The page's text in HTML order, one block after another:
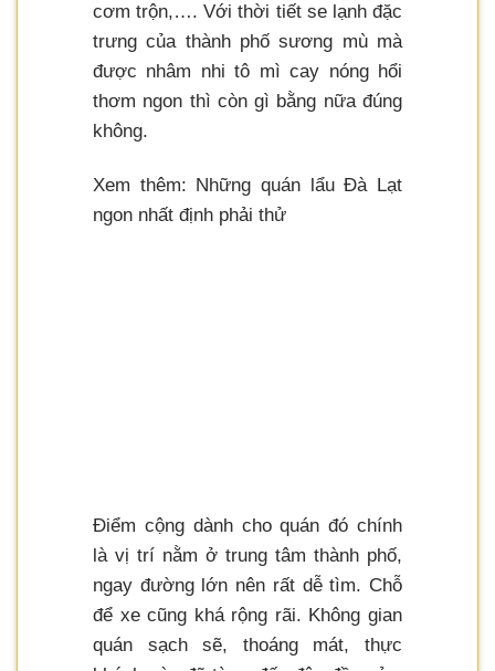
cơm trộn,…. Với thời tiết se lạnh đặc
trưng của thành phố sương mù mà
được nhâm nhi tô mì cay nóng hổi
thơm ngon thì còn gì bằng nữa đúng
không.
Xem thêm: Những quán lẩu Đà Lạt
ngon nhất định phải thử
Điểm cộng dành cho quán đó chính
là vị trí nằm ở trung tâm thành phố,
ngay đường lớn nên rất dễ tìm. Chỗ
để xe cũng khá rộng rãi. Không gian
quán sạch sẽ, thoáng mát, thực